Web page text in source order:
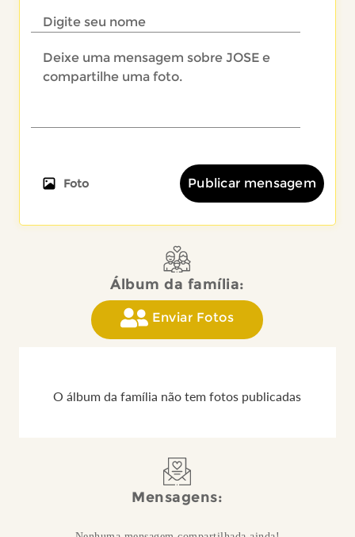
Foto Publicar mensagem
Álbum da família:
Enviar Fotos
O álbum da família não tem fotos publicadas
Mensagens: